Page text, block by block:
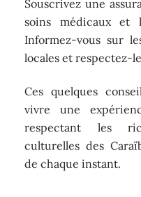
Souscrivez une
soins médicaux et
Informez-vous sur
locales et respectez-
Ces quelques
vivre une
respectant les
culturelles des
de chaque instant.